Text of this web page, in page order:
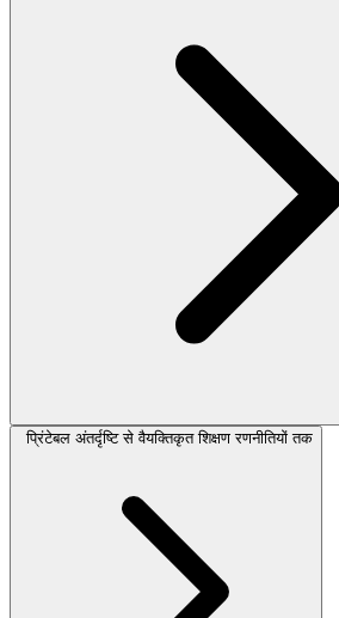
प्रिंटेबल अंतर्दृष्टि से वैयक्तिकृत शिक्षण रणनीतियों तक